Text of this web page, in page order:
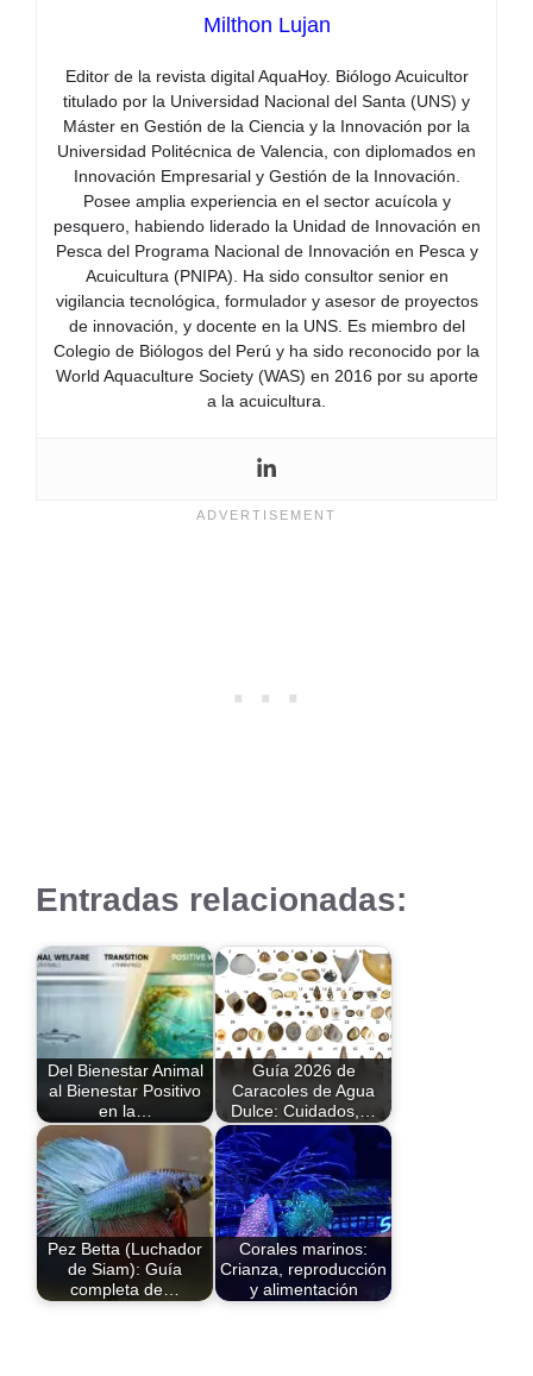
Milthon Lujan
Editor de la revista digital AquaHoy. Biólogo Acuicultor
titulado por la Universidad Nacional del Santa (UNS) y
Máster en Gestión de la Ciencia y la Innovación por la
Universidad Politécnica de Valencia, con diplomados en
Innovación Empresarial y Gestión de la Innovación.
Posee amplia experiencia en el sector acuícola y
pesquero, habiendo liderado la Unidad de Innovación en
Pesca del Programa Nacional de Innovación en Pesca y
Acuicultura (PNIPA). Ha sido consultor senior en
vigilancia tecnológica, formulador y asesor de proyectos
de innovación, y docente en la UNS. Es miembro del
Colegio de Biólogos del Perú y ha sido reconocido por la
World Aquaculture Society (WAS) en 2016 por su aporte
a la acuicultura.
Entradas relacionadas:
Del Bienestar Animal
al Bienestar Positivo
en la…
Guía 2026 de
Caracoles de Agua
Dulce: Cuidados,…
Pez Betta (Luchador
de Siam): Guía
completa de…
Corales marinos:
Crianza, reproducción
y alimentación